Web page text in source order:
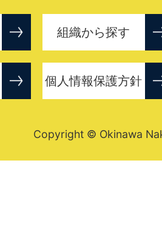
組織から探す
個人情報保護方針
Copyright © Okinawa